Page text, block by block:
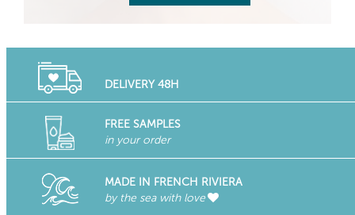
DELIVERY 48H
FREE SAMPLES
in your order
MADE IN FRENCH RIVIERA
by the sea with love